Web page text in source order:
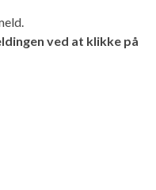
ved at klikke på